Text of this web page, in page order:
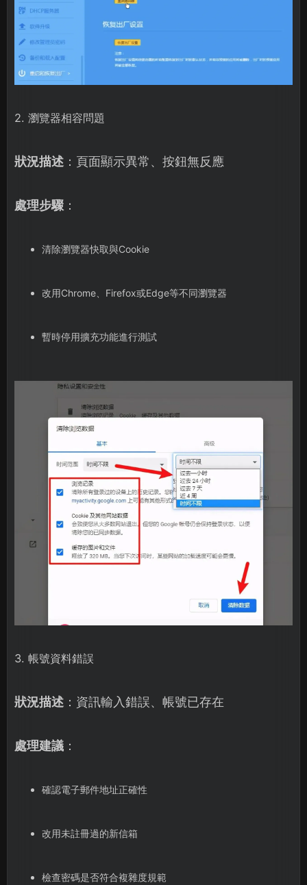
2. 瀏覽器相容問題
狀況描述 ：頁面顯示異常、按鈕無反應
處理步驟 ：
清除瀏覽器快取與Cookie
改用Chrome、Firefox或Edge等不同瀏覽器
暫時停用擴充功能進行測試
3. 帳號資料錯誤
狀況描述 ：資訊輸入錯誤、帳號已存在
處理建議 ：
確認電子郵件地址正確性
改用未註冊過的新信箱
檢查密碼是否符合複雜度規範